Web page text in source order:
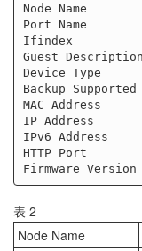
Node Name
Port Name
Ifindex
Guest
Device Type
Backup
MAC Address
IP Address
IPv6 Address
HTTP Port
表 2
Node Name